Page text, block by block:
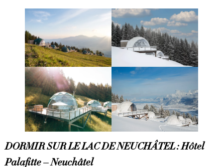
DORMIR SUR LE LAC DE NEUCHÂTEL : Hôtel
Palafitte – Neuchâtel